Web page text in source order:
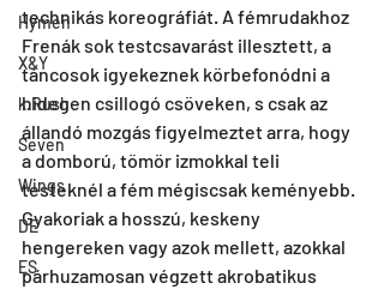
Hymen
X&Y
k.Rush
Seven
Wings
DE
ES
technikás koreográfiát. A fémrudakhoz
Frenák sok testcsavarást illesztett, a
táncosok igyekeznek körbefonódni a
hidegen csillogó csöveken, s csak az
állandó mozgás figyelmeztet arra, hogy
a domború, tömör izmokkal teli
testeknél a fém mégiscsak keményebb.
Gyakoriak a hosszú, keskeny
hengereken vagy azok mellett, azokkal
párhuzamosan végzett akrobatikus